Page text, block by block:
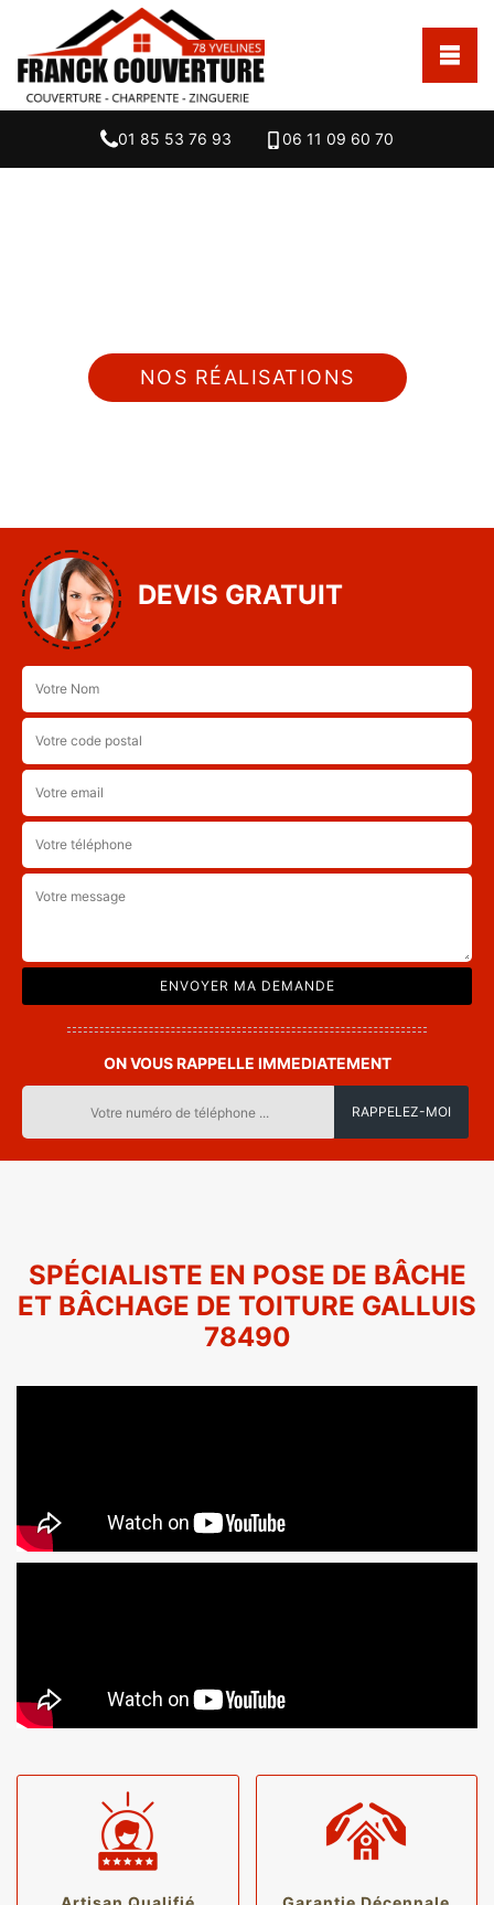
01 85 53 76 93 06 11 09 60 70
NOS RÉALISATIONS
DEVIS GRATUIT
ON VOUS RAPPELLE IMMEDIATEMENT
SPÉCIALISTE EN POSE DE BÂCHE
ET BÂCHAGE DE TOITURE GALLUIS
78490